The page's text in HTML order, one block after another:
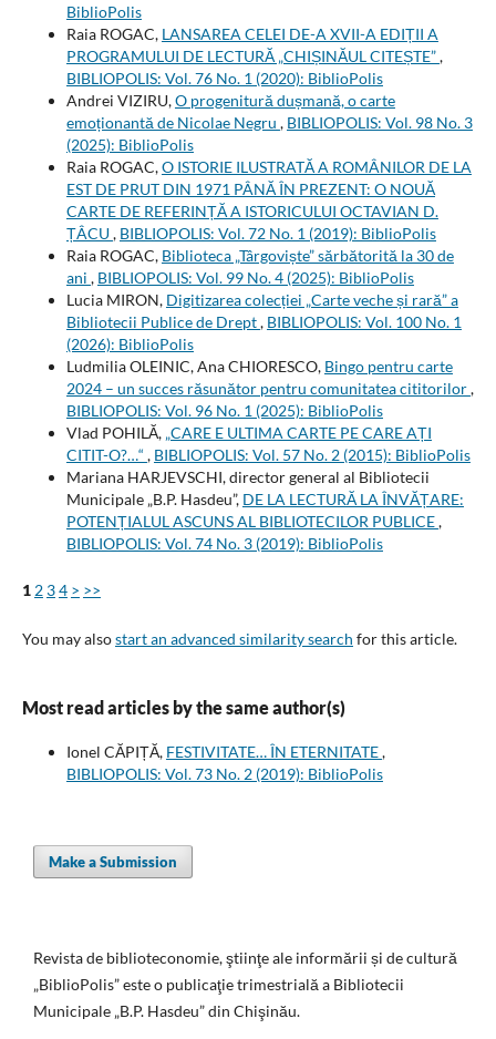
BiblioPolis
Raia ROGAC, LANSAREA CELEI DE-A XVII-A EDIȚII A
PROGRAMULUI DE LECTURĂ „CHIȘINĂUL CITEȘTE”,
BIBLIOPOLIS: Vol. 76 No. 1 (2020): BiblioPolis
Andrei VIZIRU,O progenitură dușmană, o carte
emoționantă de Nicolae Negru , BIBLIOPOLIS: Vol. 98 No. 3
(2025): BiblioPolis
Raia ROGAC,O ISTORIE ILUSTRATĂ A ROMÂNILOR DE LA
EST DE PRUT DIN 1971 PÂNĂ ÎN PREZENT: O NOUĂ
CARTE DE REFERINȚĂ A ISTORICULUI OCTAVIAN D.
ȚÂCU, BIBLIOPOLIS: Vol. 72 No. 1 (2019): BiblioPolis
Raia ROGAC, Biblioteca „Târgoviște” sărbătorită la 30 de
ani , BIBLIOPOLIS: Vol. 99 No. 4 (2025): BiblioPolis
Lucia MIRON, Digitizarea colecției „Carte veche și rară” a
Bibliotecii Publice de Drept, BIBLIOPOLIS: Vol. 100 No. 1
(2026): BiblioPolis
Ludmilia OLEINIC, Ana CHIORESCO, Bingo pentru carte
2024 – un succes răsunător pentru comunitatea cititorilor,
BIBLIOPOLIS: Vol. 96 No. 1 (2025): BiblioPolis
Vlad POHILĂ, „CARE E ULTIMA CARTE PE CARE AȚI
CITIT-O?…“ , BIBLIOPOLIS: Vol. 57 No. 2 (2015): BiblioPolis
Mariana HARJEVSCHI, director general al Bibliotecii
Municipale „B.P. Hasdeu”, DE LA LECTURĂ LA ÎNVĂȚARE:
POTENȚIALUL ASCUNS AL BIBLIOTECILOR PUBLICE,
BIBLIOPOLIS: Vol. 74 No. 3 (2019): BiblioPolis
1 2 34 > >>
You may alsostart an advanced similarity search for this article.
Most read articles by the same author(s)
Ionel CĂPIȚĂ, FESTIVITATE… ÎN ETERNITATE,
BIBLIOPOLIS: Vol. 73 No. 2 (2019): BiblioPolis
Make a Submission
Revista de biblioteconomie, ştiinţe ale informării și de cultură
„BiblioPolis” este o publicaţie trimestrială a Bibliotecii
Municipale „B.P. Hasdeu” din Chişinău.